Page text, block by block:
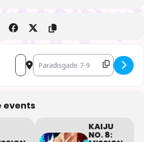
Address - Kaiju No. 8: Mission Recon i
Destination Address - Kaiju No.
events
KAIJU
NO. 8: